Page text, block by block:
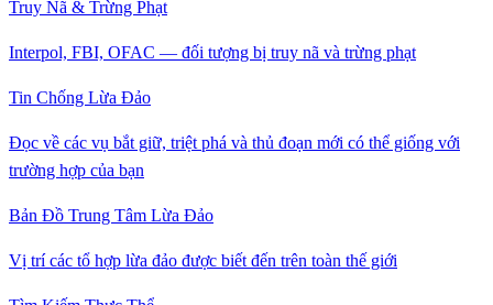
Truy Nã & Trừng Phạt
Interpol, FBI, OFAC — đối tượng bị truy nã và trừng phạt
Tin Chống Lừa Đảo
Đọc về các vụ bắt giữ, triệt phá và thủ đoạn mới có thể giống với
trường hợp của bạn
Bản Đồ Trung Tâm Lừa Đảo
Vị trí các tổ hợp lừa đảo được biết đến trên toàn thế giới